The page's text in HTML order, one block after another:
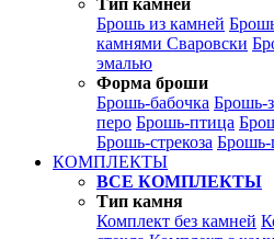
Тип камней
Брошь из камней
камнями Сваровски
эмалью
Форма броши
Брошь-бабочка Брошь-
перо Брошь-птица
Брошь-стрекоза Брошь-
КОМПЛЕКТЫ
ВСЕ КОМПЛЕКТЫ
Тип камня
Комплект без камней